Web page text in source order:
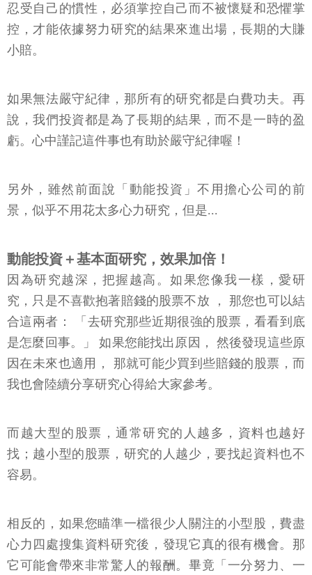
忍受自己的慣性，必須掌控自己而不被懷疑和恐懼掌
控，才能依據努力研究的結果來進出場，長期的大賺
小賠。
如果無法嚴守紀律，那所有的研究都是白費功夫。再
說，我們投資都是為了長期的結果，而不是一時的盈
虧。心中謹記這件事也有助於嚴守紀律喔！
另外，雖然前面說「動能投資」不用擔心公司的前
景，似乎不用花太多心力研究，但是...
動能投資＋基本面研究，效果加倍！
因為研究越深，把握越高。如果您像我一樣，愛研
究，只是不喜歡抱著賠錢的股票不放 ， 那您也可以結
合這兩者： 「去研究那些近期很強的股票，看看到底
是怎麼回事。」 如果您能找出原因， 然後發現這些原
因在未來也適用， 那就可能少買到些賠錢的股票，而
我也會陸續分享研究心得給大家參考。
而越大型的股票，通常研究的人越多，資料也越好
找；越小型的股票，研究的人越少，要找起資料也不
容易。
相反的，如果您瞄準一檔很少人關注的小型股，費盡
心力四處搜集資料研究後，發現它真的很有機會。那
它可能會帶來非常驚人的報酬。畢竟「一分努力、一